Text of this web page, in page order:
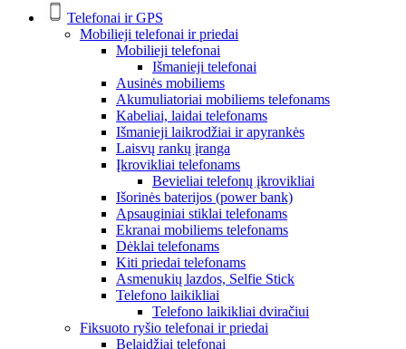
Telefonai ir GPS
Mobilieji telefonai ir priedai
Mobilieji telefonai
Išmanieji telefonai
Ausinės mobiliems
Akumuliatoriai mobiliems telefonams
Kabeliai, laidai telefonams
Išmanieji laikrodžiai ir apyrankės
Laisvų rankų įranga
Įkrovikliai telefonams
Bevieliai telefonų įkrovikliai
Išorinės baterijos (power bank)
Apsauginiai stiklai telefonams
Ekranai mobiliems telefonams
Dėklai telefonams
Kiti priedai telefonams
Asmenukių lazdos, Selfie Stick
Telefono laikikliai
Telefono laikikliai dviračiui
Fiksuoto ryšio telefonai ir priedai
Belaidžiai telefonai